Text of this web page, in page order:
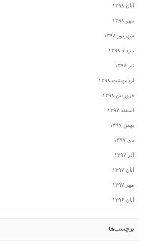
آبان ۱۳۹۸
مهر ۱۳۹۸
شهریور ۱۳۹۸
مرداد ۱۳۹۸
تیر ۱۳۹۸
اردیبهشت ۱۳۹۸
فروردین ۱۳۹۸
اسفند ۱۳۹۷
بهمن ۱۳۹۷
دی ۱۳۹۷
آذر ۱۳۹۷
آبان ۱۳۹۷
مهر ۱۳۹۷
آبان ۱۳۹۶
برچسب‌ها